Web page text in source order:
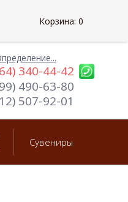
340-44-42
490-63-80
507-92-01
Сувениры
Корзина: 0